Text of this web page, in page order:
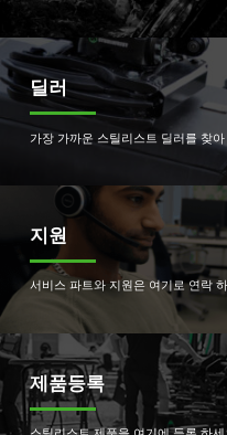
딜러
가장 가까운 스틸리스트 딜러를 찾
지원
서비스 파트와 지원은 여기로 연락
제품등록